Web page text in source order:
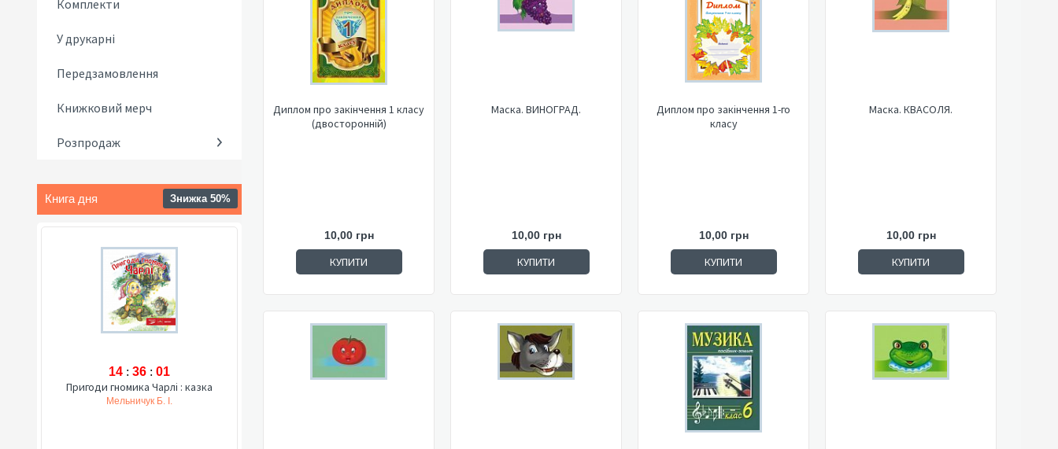
Комплекти
У друкарні
Передзамовлення
Книжковий мерч
Розпродаж
Книга дня Знижка 50%
14 : 36 : 00
Пригоди гномика Чарлі : казка
Мельничук Б. І.
Диплом про закінчення 1 класу
(двосторонній)
10,00 грн
КУПИТИ
Маска. ВИНОГРАД.
10,00 грн
КУПИТИ
Диплом про закінчення 1-го
класу
10,00 грн
КУПИТИ
Маска. КВАСОЛЯ.
10,00 грн
КУПИТИ